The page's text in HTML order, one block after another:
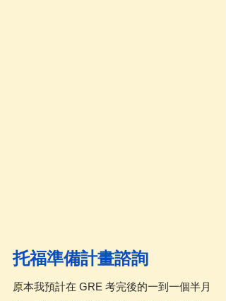
托福準備計畫諮詢
原本我預計在 GRE 考完後的一到一個半月